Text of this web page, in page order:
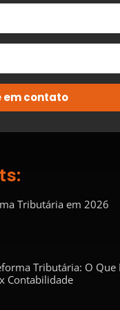
em contato
Tributária em 2026
Tributária: O Que
Contabilidade